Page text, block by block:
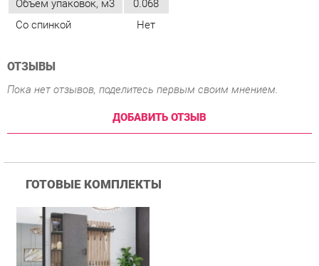
ДОБАВИТЬ ОТЗЫВ
Купить
Модульная прихожая
Витра Денвер набор 1
89 690 ₽